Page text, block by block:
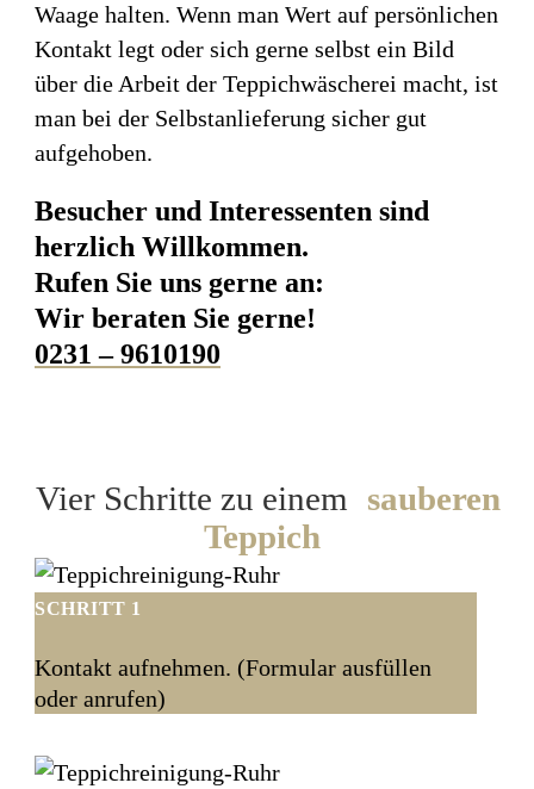
Waage halten. Wenn man Wert auf persönlichen
Kontakt legt oder sich gerne selbst ein Bild
über die Arbeit der Teppichwäscherei macht, ist
man bei der Selbstanlieferung sicher gut
aufgehoben.
Besucher und Interessenten sind
herzlich Willkommen.
Rufen Sie uns gerne an:
Wir beraten Sie gerne!
0231 – 9610190
Vier Schritte zu einem sauberen
Teppich
SCHRITT 1
Kontakt aufnehmen. (Formular ausfüllen
oder anrufen)